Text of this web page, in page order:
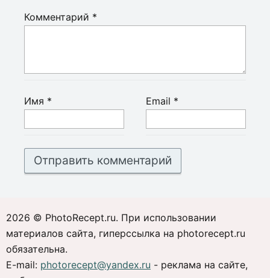
Комментарий *
Имя * Email *
2026 © PhotoRecept.ru. При использовании
материалов сайта, гиперссылка на photorecept.ru
обязательна.
E-mail: photorecept@yandex.ru - реклама на сайте,